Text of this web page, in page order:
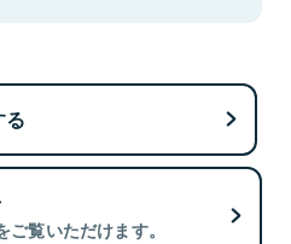
覧いただけます。